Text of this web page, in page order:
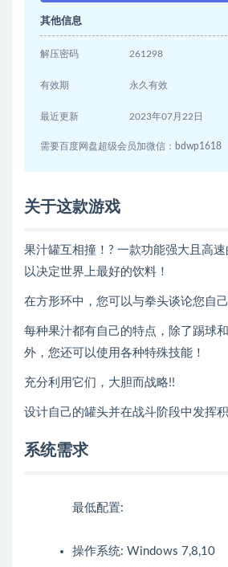
其他信息
解压密码 261298
有效期 永久有效
最近更新 2023年07月22日
需要百度网盘超级会员加微信：bdwp1618
关于这款游戏
果汁罐互相撞！? 一款功能强大且高速
以决定世界上最好的饮料！
在方形环中，您可以与拳头谈论您自
每种果汁都有自己的特点，除了踢球
外，您还可以使用各种特殊技能！
充分利用它们，大胆而战略!!
设计自己的罐头并在战斗阶段中发挥积
系统需求
最低配置:
操作系统: Windows 7,8,10